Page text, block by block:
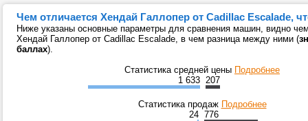
Чем отличается Хендай Галлопер от Cadillac Escalade,
Ниже указаны основные параметры для сравнения машин, видно
Хендай Галлопер от Cadillac Escalade, в чем разница между ними (
баллах).
Статистика средней цены Подробнее
1 633 207
Статистика продаж Подробнее
24 776